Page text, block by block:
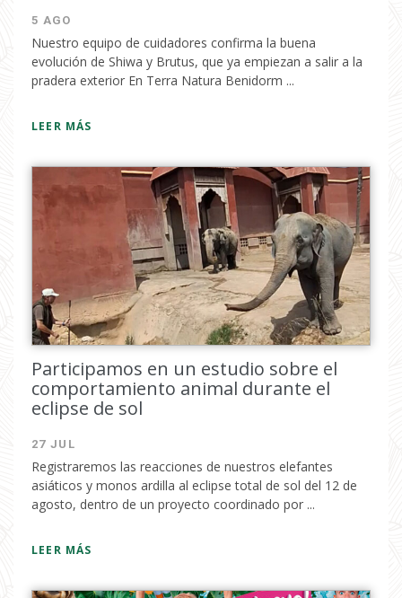
5 AGO
Nuestro equipo de cuidadores confirma la buena
evolución de Shiwa y Brutus, que ya empiezan a salir a la
pradera exterior En Terra Natura Benidorm ...
LEER MÁS
Participamos en un estudio sobre el
comportamiento animal durante el
eclipse de sol
27 JUL
Registraremos las reacciones de nuestros elefantes
asiáticos y monos ardilla al eclipse total de sol del 12 de
agosto, dentro de un proyecto coordinado por ...
LEER MÁS